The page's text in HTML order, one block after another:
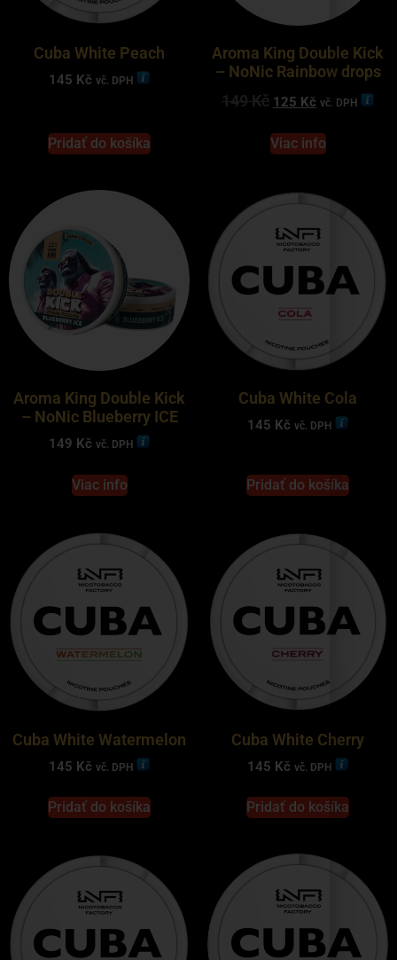
Cuba White Peach
145 Kč vč. DPH
Pridať do košíka
Aroma King Double Kick
– NoNic Rainbow drops
149Kč 125 Kč vč. DPH
Viac info
Aroma King Double Kick
– NoNic Blueberry ICE
149 Kč vč. DPH
Viac info
Cuba White Cola
145 Kč vč. DPH
Pridať do košíka
Cuba White Watermelon
145 Kč vč. DPH
Pridať do košíka
Cuba White Cherry
145 Kč vč. DPH
Pridať do košíka